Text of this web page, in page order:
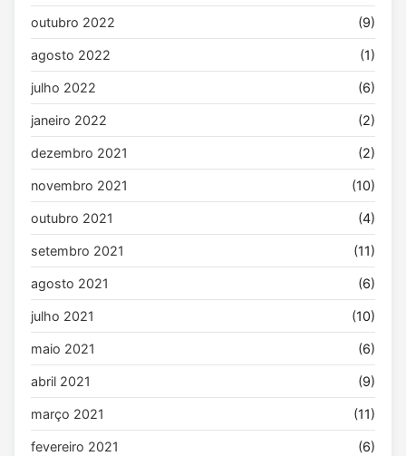
outubro 2022 (9)
agosto 2022 (1)
julho 2022 (6)
janeiro 2022 (2)
dezembro 2021 (2)
novembro 2021 (10)
outubro 2021 (4)
setembro 2021 (11)
agosto 2021 (6)
julho 2021 (10)
maio 2021 (6)
abril 2021 (9)
março 2021 (11)
fevereiro 2021 (6)